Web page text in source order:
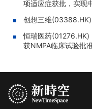
项适应症获批，实现
创想三维
恒瑞医药
获NMPA临床试验批